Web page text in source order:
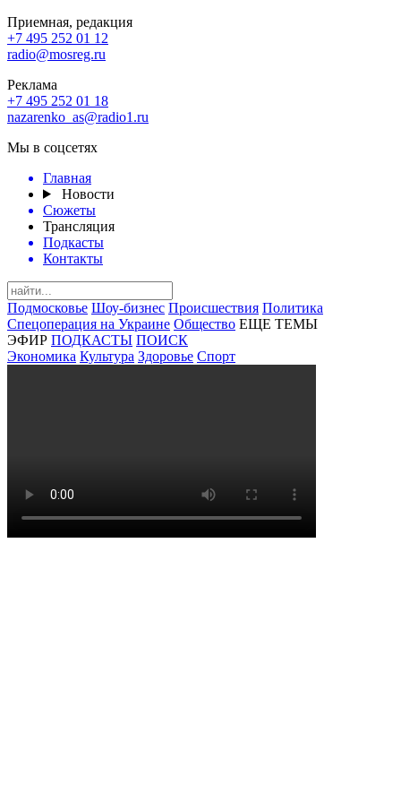
Приемная, редакция
+7 495 252 01 12
radio@mosreg.ru
Реклама
+7 495 252 01 18
nazarenko_as@radio1.ru
Мы в соцсетях
Главная
Новости
Сюжеты
Трансляция
Подкасты
Контакты
Подмосковье Шоу-бизнес Происшествия Политика
Спецоперация на Украине Общество ЕЩЕ ТЕМЫ
ЭФИР ПОДКАСТЫ ПОИСК
Экономика Культура Здоровье Спорт